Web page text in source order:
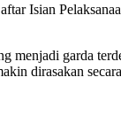
Isian
garda
dirasakan